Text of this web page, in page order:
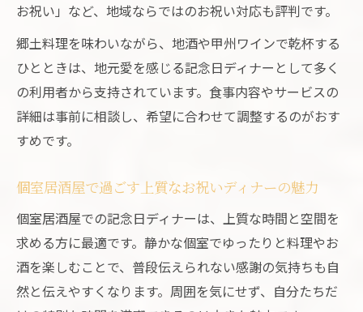
お祝い」など、地域ならではのお祝い対応も評判です。
郷土料理を味わいながら、地酒や甲州ワインで乾杯する
ひとときは、地元愛を感じる記念日ディナーとして多く
の利用者から支持されています。食事内容やサービスの
詳細は事前に相談し、希望に合わせて調整するのがおす
すめです。
個室居酒屋で過ごす上質なお祝いディナーの魅力
個室居酒屋での記念日ディナーは、上質な時間と空間を
求める方に最適です。静かな個室でゆったりと料理やお
酒を楽しむことで、普段伝えられない感謝の気持ちも自
然と伝えやすくなります。周囲を気にせず、自分たちだ